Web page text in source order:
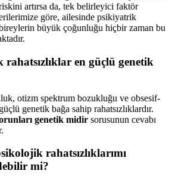
riskini artırsa da, tek belirleyici faktör
göre, ailesinde psikiyatrik
büyük çoğunluğu hiçbir zaman bu
en güçlü genetik
otizm spektrum bozukluğu ve obsesif-
genetik bağa sahip rahatsızlıklardır.
genetik midir sorusunun cevabı
rahatsızlıklarımı
mi?